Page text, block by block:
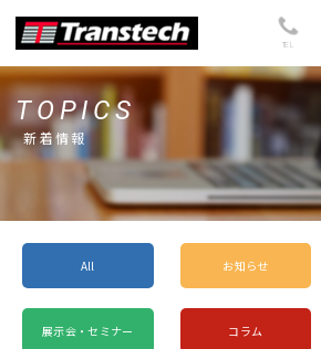
TEL
TOPICS
新着情報
All お知らせ
展示会・セミナー コラム